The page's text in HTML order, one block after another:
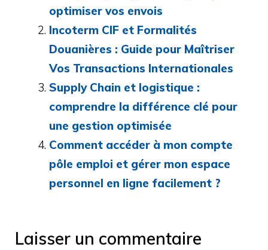
optimiser vos envois
Incoterm CIF et Formalités
Douanières : Guide pour Maîtriser
Vos Transactions Internationales
Supply Chain et logistique :
comprendre la différence clé pour
une gestion optimisée
Comment accéder à mon compte
pôle emploi et gérer mon espace
personnel en ligne facilement ?
Laisser un commentaire